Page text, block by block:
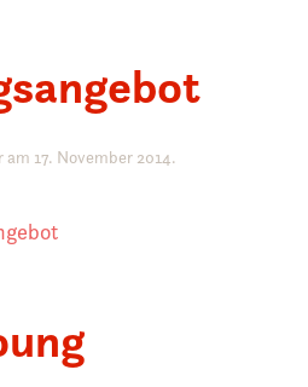
am 17. November 2014.